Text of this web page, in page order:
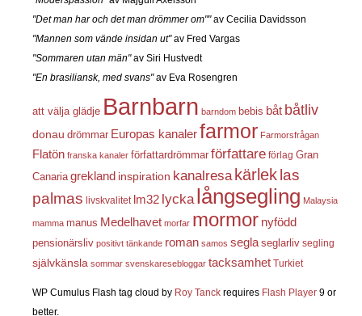
"Det man har och det man drömmer om""av Cecilia Davidsson
"Mannen som vände insidan ut"av Fred Vargas
"Sommaren utan män"av Siri Hustvedt
"En brasiliansk, med svans"av Eva Rosengren
att välja glädje Barnbarn barndom bebis båt båtliv
donau drömmar Europas kanalerfarmor Farmorsfrågan
Flatön franska kanaler författardrömmar författare förlag Gran
Canaria grekland inspiration kanalresa kärleklas
palmas livskvalitet lm32 lycka långsegling Malaysia
mamma manus Medelhavet morfar mormor nyfödd
pensionärsliv positivt tänkande roman samos segla seglarliv segling
självkänsla sommar svenskaresebloggar tacksamhet Turkiet
WP Cumulus Flash tag cloud by Roy Tanck requires Flash Player 9 or
better.